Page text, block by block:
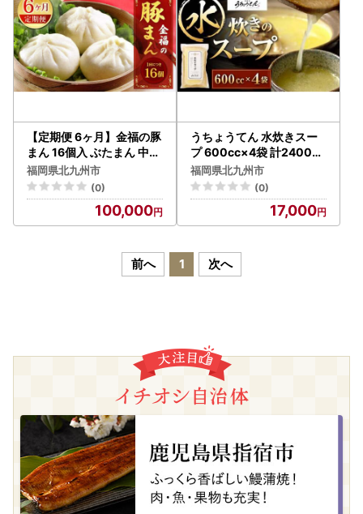
【定期便 6ヶ月】金福の豚
まん 16個入 ぶたまん 中華
まん 肉まん 惣菜
福岡県北九州市
(0)
100,000
うちょうてん 水炊きスー
プ 600cc×4袋 計2400cc
水炊き スープ 鍋 お鍋 冷凍
福岡県 北九州市
福岡県北九州市
(0)
17,000
前へ 1 次へ